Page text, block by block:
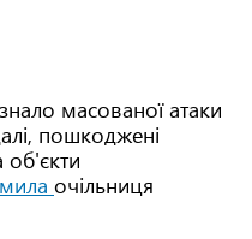
масованої атаки
пошкоджені
об'єкти
очільниця